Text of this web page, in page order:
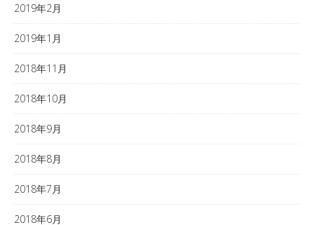
2019年2月
2019年1月
2018年11月
2018年10月
2018年9月
2018年8月
2018年7月
2018年6月